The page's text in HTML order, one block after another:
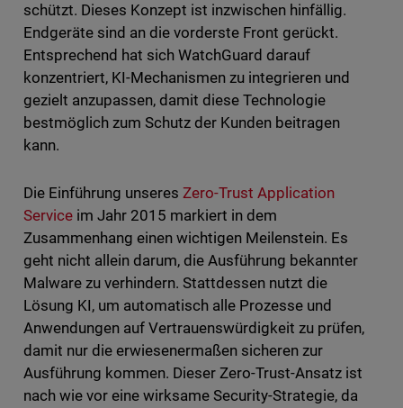
schützt. Dieses Konzept ist inzwischen hinfällig.
Endgeräte sind an die vorderste Front gerückt.
Entsprechend hat sich WatchGuard darauf
konzentriert, KI-Mechanismen zu integrieren und
gezielt anzupassen, damit diese Technologie
bestmöglich zum Schutz der Kunden beitragen
kann.
Die Einführung unseres Zero-Trust Application
Serviceim Jahr 2015 markiert in dem
Zusammenhang einen wichtigen Meilenstein. Es
geht nicht allein darum, die Ausführung bekannter
Malware zu verhindern. Stattdessen nutzt die
Lösung KI, um automatisch alle Prozesse und
Anwendungen auf Vertrauenswürdigkeit zu prüfen,
damit nur die erwiesenermaßen sicheren zur
Ausführung kommen. Dieser Zero-Trust-Ansatz ist
nach wie vor eine wirksame Security-Strategie, da